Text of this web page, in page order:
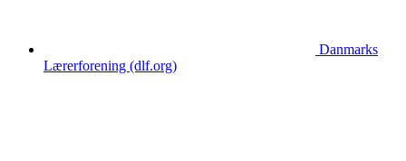
Danmarks
Lærerforening (dlf.org)